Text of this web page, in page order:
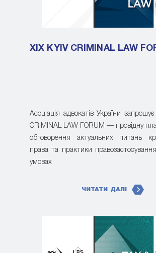
XIX KYIV CRIMINAL LAW
Асоціація адвокатів України
CRIMINAL LAW FORUM — провідну
обговорення актуальних питань
права та практики
умовах
ЧИТАТИ ДАЛІ